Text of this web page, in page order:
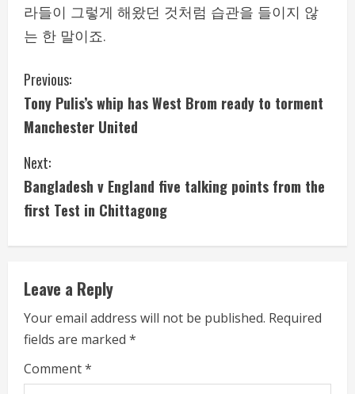
라들이 그렇게 해왔던 것처럼 습관을 들이지 않
는 한 말이죠.
C
o
n
t
i
n
u
e
R
e
Previous:
Tony Pulis’s whip has West Brom ready to torment
Manchester United
Next:
Bangladesh v England five talking points from the
first Test in Chittagong
Leave a Reply
Your email address will not be published. Required
fields are marked *
Comment*